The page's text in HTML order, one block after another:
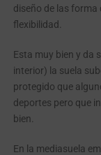
diseño de las forma
flexibilidad.
Esta muy bien y da
interior) la suela
protegido que
deportes pero que
bien.
En la mediasuela